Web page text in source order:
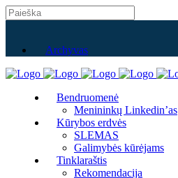
Archyvas
Bendruomenė
Menininkų Linkedin’as
Kūrybos erdvės
SLEMAS
Galimybės kūrėjams
Tinklaraštis
Rekomendacija